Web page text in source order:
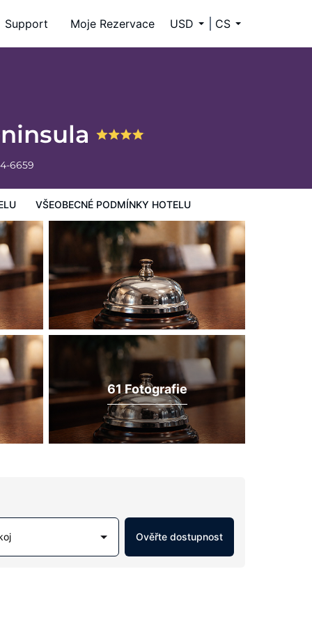
Support Moje Rezervace USD CS
6659
VŠEOBECNÉ PODMÍNKY HOTELU
61 Fotografie
Ověřte dostupnost